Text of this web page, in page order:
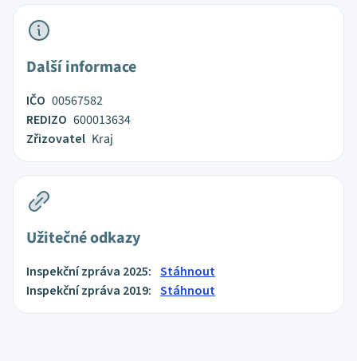
Další informace
IČO 00567582
REDIZO 600013634
Zřizovatel Kraj
Užitečné odkazy
Inspekční zpráva 2025: Stáhnout
Inspekční zpráva 2019: Stáhnout